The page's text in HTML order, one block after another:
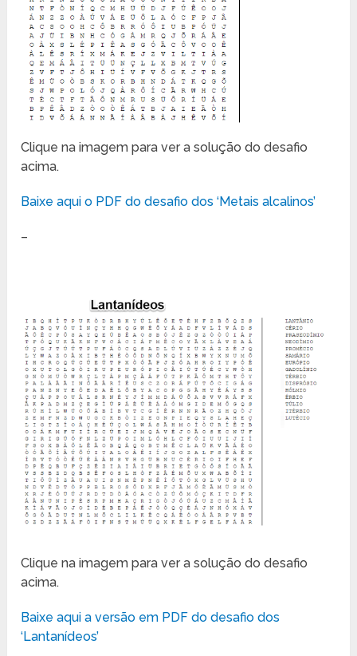
Clique na imagem para ver a solução do desafio
acima.
Baixe aqui o PDF do desafio dos ‘Metais alcalinos’
–
Clique na imagem para ver a solução do desafio
acima.
Baixe aqui a versão em PDF do desafio dos
‘Lantanídeos’